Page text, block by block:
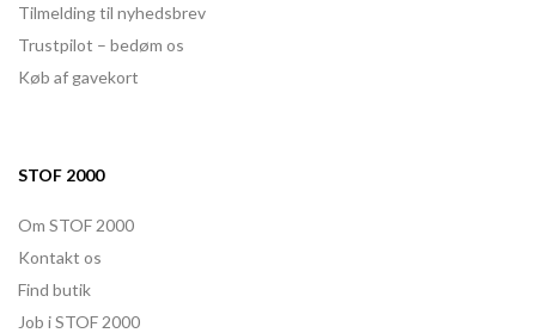
Tilmelding til nyhedsbrev
Trustpilot – bedøm os
Køb af gavekort
STOF 2000
Om STOF 2000
Kontakt os
Find butik
Job i STOF 2000